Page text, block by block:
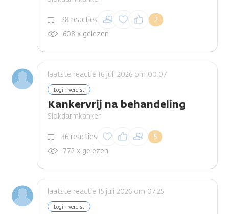
28 reacties 2
Inloggen om een
reactie te plaatsen
608 x gelezen
laatste reactie 16 juli 2026 om 00.07
Login vereist
Kankervrij na behandeling
Slokdarmkanker
36 reacties 5
Inloggen om een
reactie te plaatsen
772 x gelezen
laatste reactie 15 juli 2026 om 07.25
Login vereist